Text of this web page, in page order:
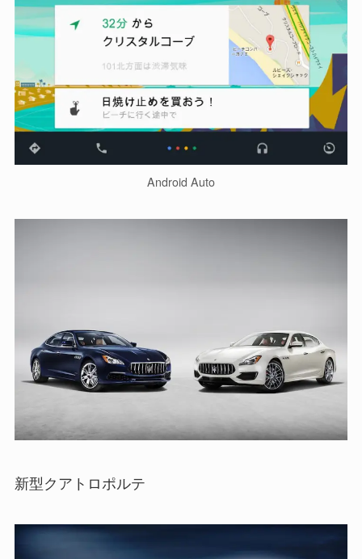
Android Auto
新型クアトロポルテ